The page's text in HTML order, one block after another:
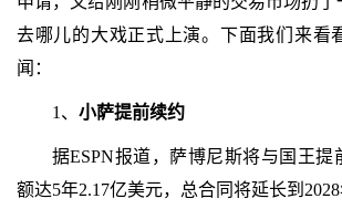
去哪儿的大戏正式上演。下面我们来看
闻：
1、 小萨提前续约
据ESPN报道，萨博尼斯将与国王提
额达5年2.17亿美元，总合同将延长到2028